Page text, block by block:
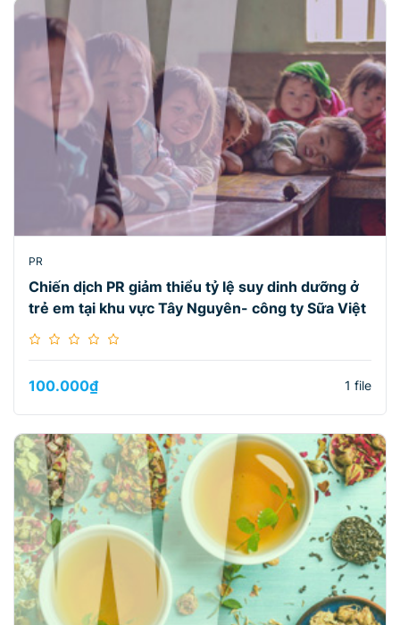
PR
Chiến dịch PR giảm thiểu tỷ lệ suy dinh dưỡng ở
trẻ em tại khu vực Tây Nguyên- công ty Sữa Việt
100.000₫ 1 file